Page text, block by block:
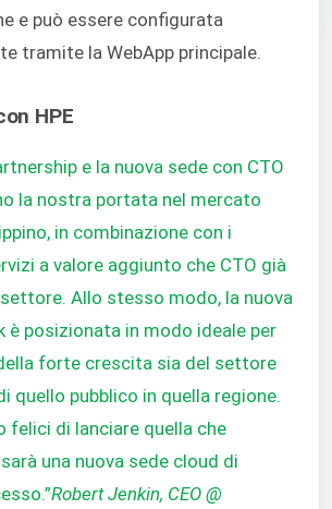
e può essere configurata
tramite la WebApp principale.
HPE
e la nuova sede con CTO
la nostra portata nel mercato
in combinazione con i
a valore aggiunto che CTO già
Allo stesso modo, la nuova
è posizionata in modo ideale per
forte crescita sia del settore
quello pubblico in quella regione.
felici di lanciare quella che
una nuova sede cloud di
Robert Jenkin, CEO @